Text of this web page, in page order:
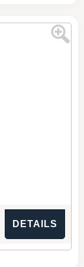
DETAILS